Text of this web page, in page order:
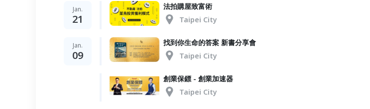
Jan.
21
法拍購屋致富術
Taipei City
Jan.
09
找到你生命的答案 新書分享會
Taipei City
創業保鏢 - 創業加速器
Taipei City